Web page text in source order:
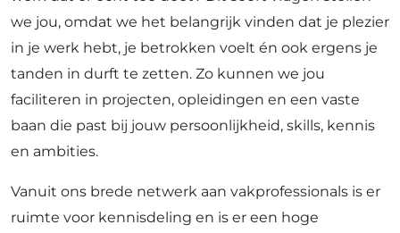
we jou, omdat we het belangrijk vinden dat je plezier
in je werk hebt, je betrokken voelt én ook ergens je
tanden in durft te zetten. Zo kunnen we jou
faciliteren in projecten, opleidingen en een vaste
baan die past bij jouw persoonlijkheid, skills, kennis
en ambities.
Vanuit ons brede netwerk aan vakprofessionals is er
ruimte voor kennisdeling en is er een hoge